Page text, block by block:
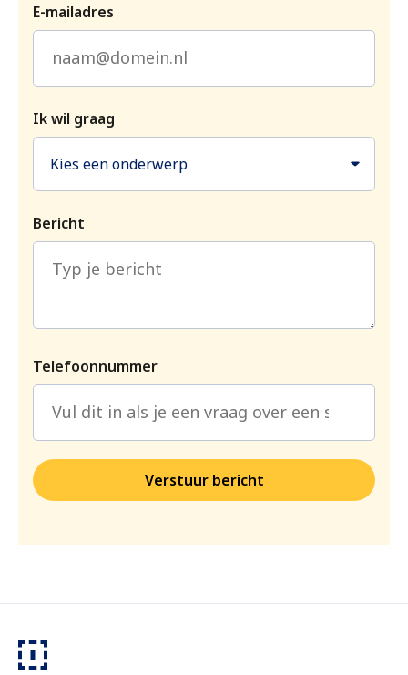
E-mailadres
Ik wil graag
Kies een onderwerp
Bericht
Telefoonnummer
Verstuur bericht